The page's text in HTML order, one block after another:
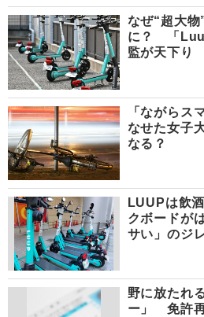
なぜ“超大
に？ 「
監が天下り
「ながらス
なせた女子
なる？
LUUPは飲
クボードが
サい」のジ
野に放たれ
ー」 免許